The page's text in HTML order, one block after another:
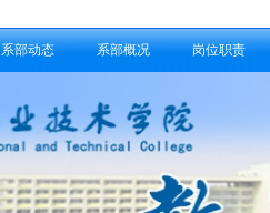
系部动态 系部概况 岗位职责